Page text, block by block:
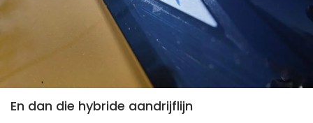
En dan die hybride aandrijflijn